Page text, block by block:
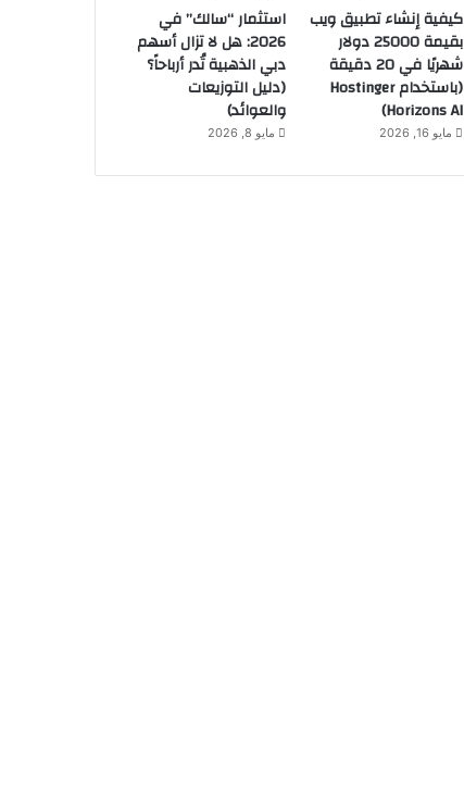
كيفية إنشاء تطبيق ويب
بقيمة 25000 دولار
شهريًا في 20 دقيقة
(باستخدام Hostinger
Horizons AI)
مايو 16, 2026
استثمار “سالك” في
2026: هل لا تزال أسهم
دبي الذهبية تُدر أرباحاً؟
(دليل التوزيعات
والعوائد)
مايو 8, 2026